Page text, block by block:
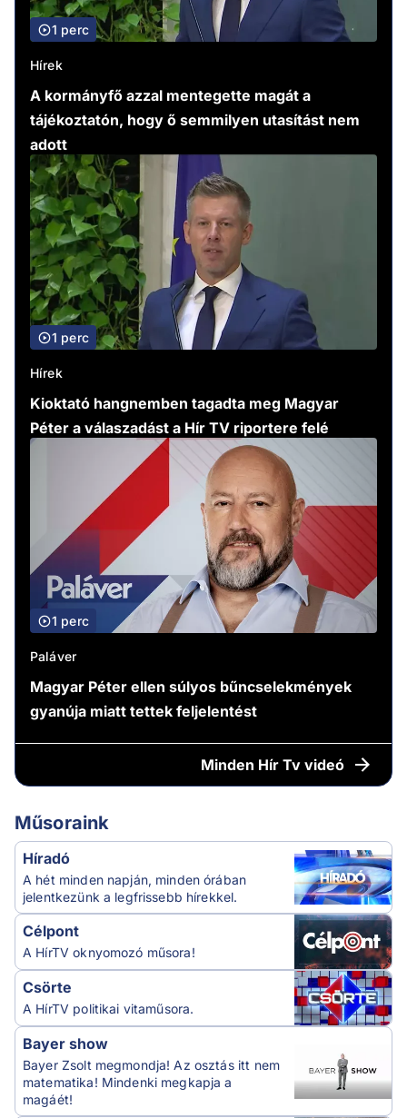
1 perc
Hírek
A kormányfő azzal mentegette magát a
tájékoztatón, hogy ő semmilyen utasítást nem
adott
1 perc
Hírek
Kioktató hangnemben tagadta meg Magyar
Péter a válaszadást a Hír TV riportere felé
1 perc
Paláver
Magyar Péter ellen súlyos bűncselekmények
gyanúja miatt tettek feljelentést
Minden Hír Tv videó
Műsoraink
Híradó
A hét minden napján, minden órában
jelentkezünk a legfrissebb hírekkel.
Célpont
A HírTV oknyomozó műsora!
Csörte
A HírTV politikai vitaműsora.
Bayer show
Bayer Zsolt megmondja! Az osztás itt nem
matematika! Mindenki megkapja a
magáét!